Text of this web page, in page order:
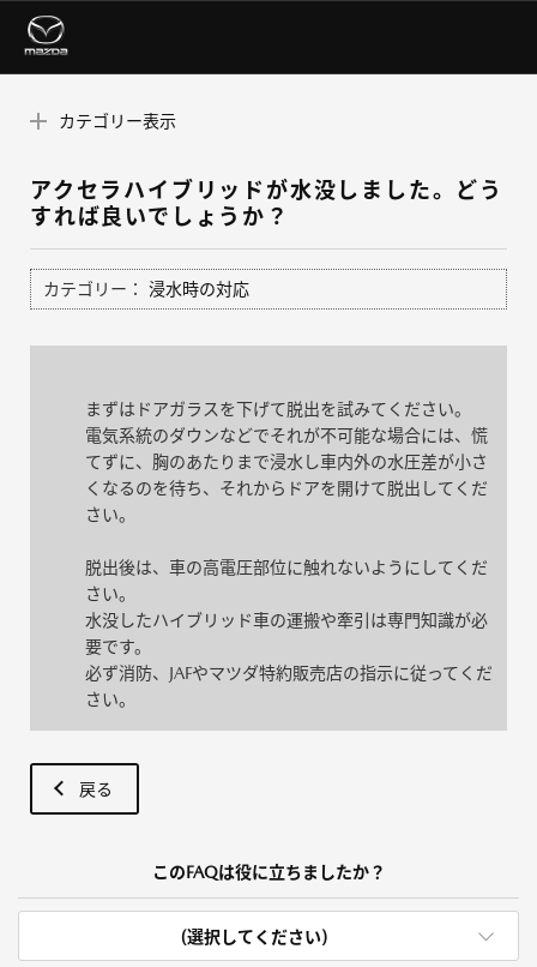
カテゴリー表示
アクセラハイブリッドが水没しました。どう
すれば良いでしょうか？
カテゴリー： 浸水時の対応
まずはドアガラスを下げて脱出を試みてください。
電気系統のダウンなどでそれが不可能な場合には、慌
てずに、胸のあたりまで浸水し車内外の水圧差が小さ
くなるのを待ち、それからドアを開けて脱出してくだ
さい。
脱出後は、車の高電圧部位に触れないようにしてくだ
さい。
水没したハイブリッド車の運搬や牽引は専門知識が必
要です。
必ず消防、JAFやマツダ特約販売店の指示に従ってくだ
さい。
戻る
このFAQは役に立ちましたか？
(選択してください)